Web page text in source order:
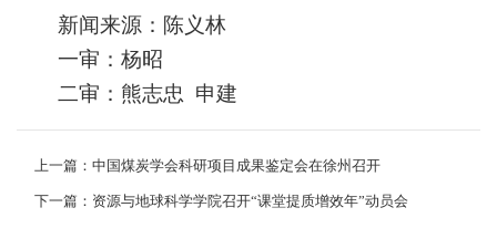
新闻来源：陈义林
一审：杨昭
二审：熊志忠 申建
上一篇：中国煤炭学会科研项目成果鉴定会在徐州召开
下一篇：资源与地球科学学院召开“课堂提质增效年”动员会